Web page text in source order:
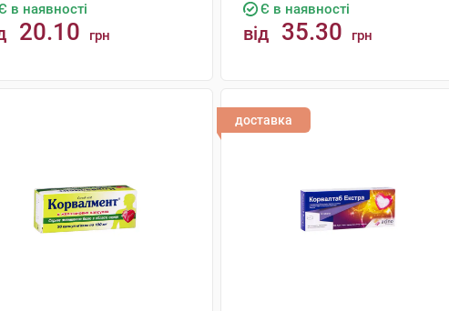
в наявності
20.10 грн
Є в наявності
від 35.30 грн
доставка